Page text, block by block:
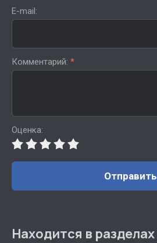
E-mail:
Комментарий: *
Оценка:
Отправить
Находится в разделах